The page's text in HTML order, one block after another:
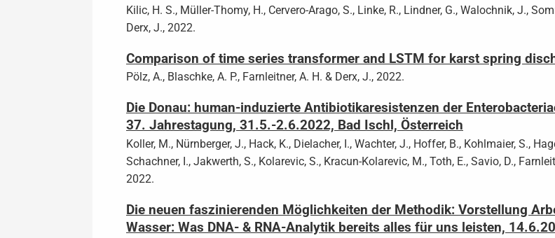
Kilic, H. S., Müller-Thomy, H., Cervero-Arago, S., Linke, R., Lindner, G., Walochnik, J.,
Derx, J., 2022.
Comparison of time series transformer and LSTM for karst spring
Pölz, A., Blaschke, A. P., Farnleitner, A. H. & Derx, J., 2022.
Die Donau: human-induzierte Antibiotikaresistenzen der
37. Jahrestagung, 31.5.-2.6.2022, Bad Ischl, Österreich
Koller, M., Nürnberger, J., Hack, K., Dielacher, I., Wachter, J., Hoffer, B., Kohlmaier, S.,
Schachner, I., Jakwerth, S., Kolarevic, S., Kracun-Kolarevic, M., Toth, E., Savio, D.,
2022.
Die neuen faszinierenden Möglichkeiten der Methodik: Vorstellung
Wasser: Was DNA- & RNA-Analytik bereits alles für uns leisten,